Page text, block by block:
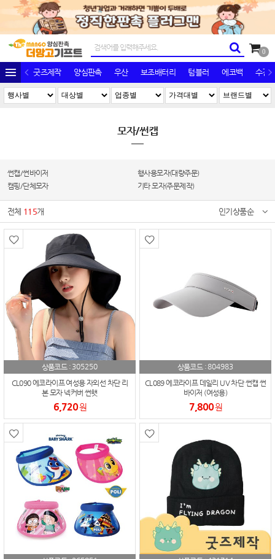
0
굿즈제작 양심판촉 우산 보조배터리 텀블러 에코백 수건/
모자/썬캡
썬캡/썬바이저
행사용모자(대량주문)
캠핑/단체모자
기타 모자(주문제작)
전체 115개 인기상품순
상품코드 : 305250
CL090 에코라이프 여성용 자외선 차단 리
본 모자 넥커버 썬햇
6,720원
상품코드 :804983
CL089 에코라이프 데일리 UV 차단 썬캡 썬
바이저 (여성용)
7,800원